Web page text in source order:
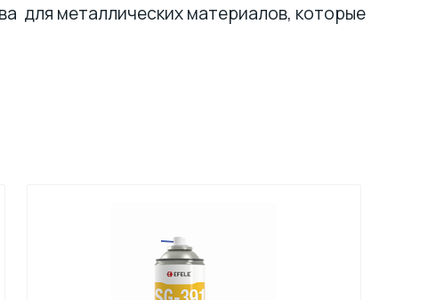
для металлических материалов, которые